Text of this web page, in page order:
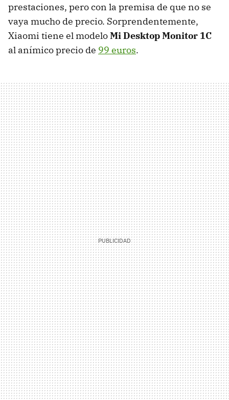
prestaciones, pero con la premisa de que no se
vaya mucho de precio. Sorprendentemente,
Xiaomi tiene el modeloMi Desktop Monitor 1C
al anímico precio de 99 euros.